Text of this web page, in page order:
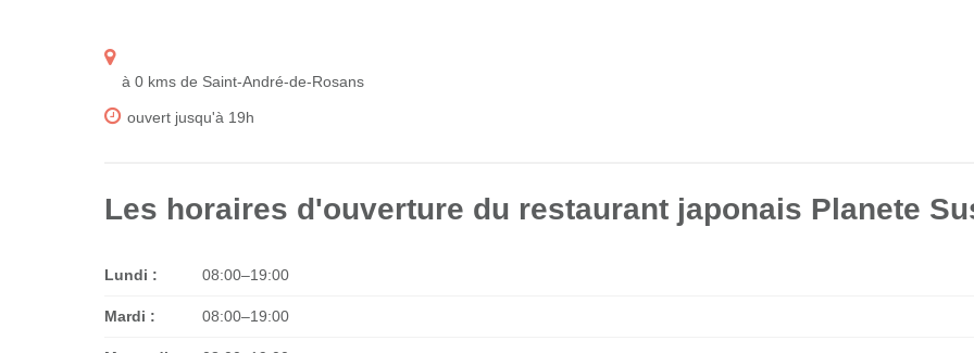
à 0 kms de Saint-André-de-Rosans
ouvert jusqu'à 19h
Les horaires d'ouverture du restaurant japonais Planete
Lundi : 08:00–19:00
Mardi : 08:00–19:00